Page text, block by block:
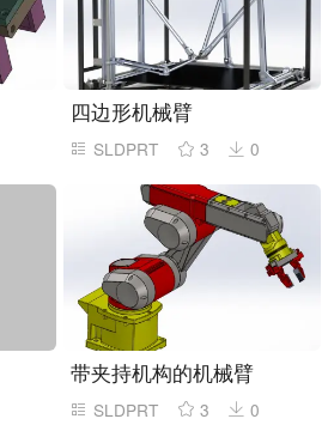
四边形机械臂
SLDPRT 3 0
带夹持机构的机械臂
SLDPRT 3 0